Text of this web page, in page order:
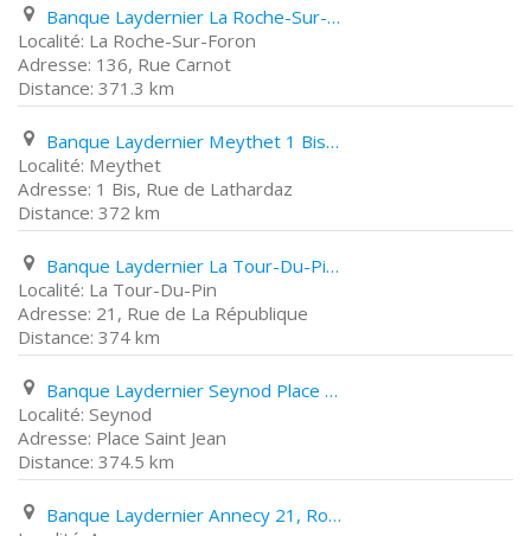
Banque Laydernier La Roche-Sur-Foron 136, Rue Carnot
La Roche-Sur-Foron
136, Rue Carnot
371.3 km
Banque Laydernier Meythet 1 Bis, Rue de Lathardaz
Meythet
1 Bis, Rue de Lathardaz
372 km
Banque Laydernier La Tour-Du-Pin 21, Rue de La République
La Tour-Du-Pin
21, Rue de La République
374 km
Banque Laydernier Seynod Place Saint Jean
Seynod
Place Saint Jean
374.5 km
Banque Laydernier Annecy 21, Route de Vignières